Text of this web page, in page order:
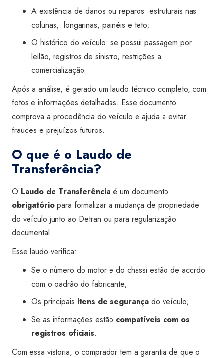
A existência de danos ou reparos estruturais nas
colunas, longarinas, painéis e teto;
O histórico do veículo: se possui passagem por
leilão, registros de sinistro, restrições a
comercialização.
Após a análise, é gerado um laudo técnico completo, com
fotos e informações detalhadas. Esse documento
comprova a procedência do veículo e ajuda a evitar
fraudes e prejuízos futuros.
O que é o Laudo de
Transferência?
O Laudo de Transferência é um documento
obrigatório para formalizar a mudança de propriedade
do veículo junto ao Detran ou para regularização
documental.
Esse laudo verifica:
Se o número do motor e do chassi estão de acordo
com o padrão do fabricante;
Os principais itens de segurança do veículo;
Se as informações estão compatíveis com os
registros oficiais.
Com essa vistoria, o comprador tem a garantia de que o